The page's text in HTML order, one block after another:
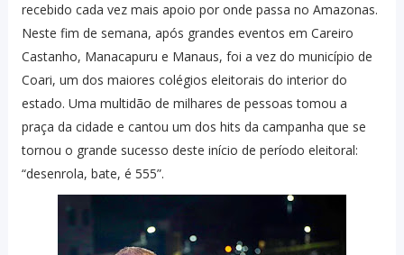
recebido cada vez mais apoio por onde passa no Amazonas.
Neste fim de semana, após grandes eventos em Careiro
Castanho, Manacapuru e Manaus, foi a vez do município de
Coari, um dos maiores colégios eleitorais do interior do
estado. Uma multidão de milhares de pessoas tomou a
praça da cidade e cantou um dos hits da campanha que se
tornou o grande sucesso deste início de período eleitoral:
“desenrola, bate, é 555”.